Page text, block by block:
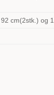
cm(2stk.) og